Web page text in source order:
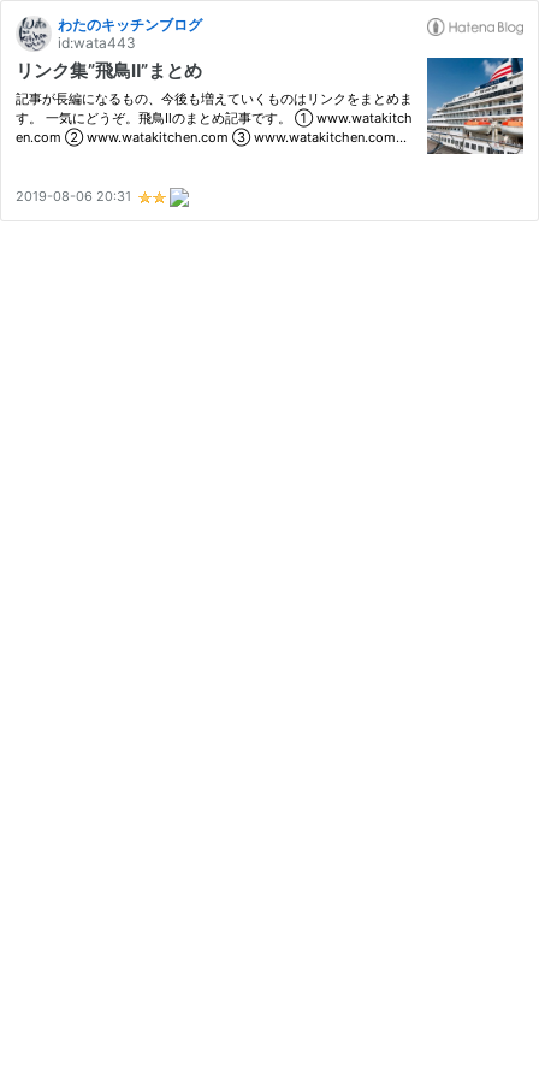
わたのキッチンブログ
id:wata443
リンク集”飛鳥Ⅱ”まとめ
記事が長編になるもの、今後も増えていくものはリンクをまとめま
す。 一気にどうぞ。飛鳥Ⅱのまとめ記事です。 ① www.watakitch
en.com ② www.watakitchen.com ③ www.watakitchen.com
en.com ⑨ www.watakitchen.co…
2019-08-06 20:31